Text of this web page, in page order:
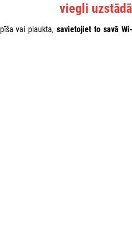
viegli
vai plaukta,savietojiet tosavā